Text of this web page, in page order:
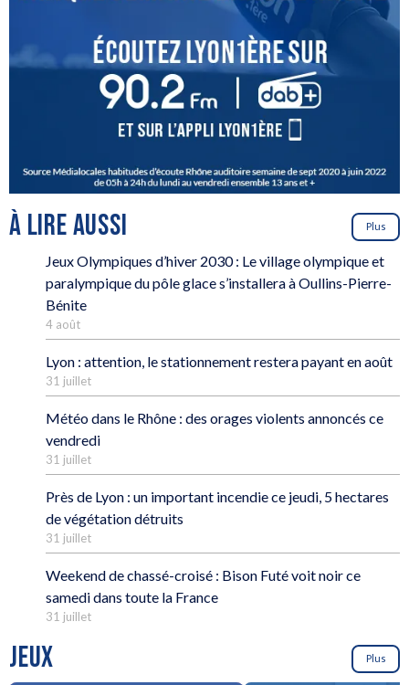
À LIRE AUSSI Plus
Jeux Olympiques d’hiver 2030 : Le village olympique et
paralympique du pôle glace s’installera à Oullins-Pierre-
Bénite
4 août
Lyon : attention, le stationnement restera payant en août
31 juillet
Météo dans le Rhône : des orages violents annoncés ce
vendredi
31 juillet
Près de Lyon : un important incendie ce jeudi, 5 hectares
de végétation détruits
31 juillet
Weekend de chassé-croisé : Bison Futé voit noir ce
samedi dans toute la France
31 juillet
JEUX Plus